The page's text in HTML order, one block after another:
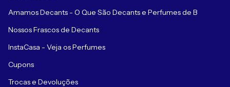
Amamos Decants - O Que São Decants e Perfumes de B
Nossos Frascos de Decants
InstaCasa - Veja os Perfumes
Cupons
Trocas e Devoluções